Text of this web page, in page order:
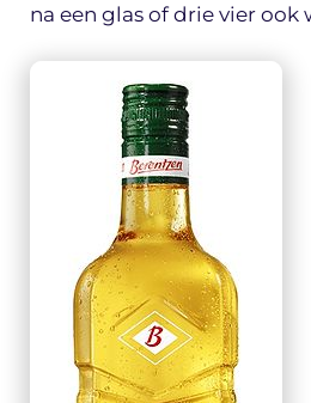
na een glas of drie vier ook